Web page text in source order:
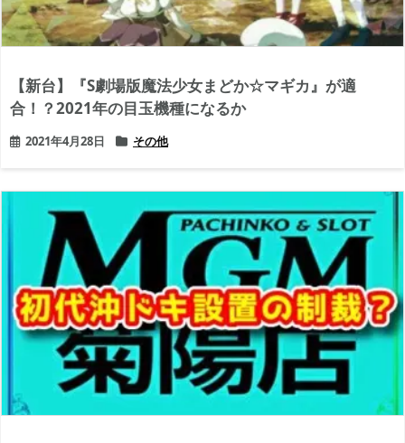
【新台】『S劇場版魔法少女まどか☆マギカ』が適
合！？2021年の目玉機種になるか
2021年4月28日 その他